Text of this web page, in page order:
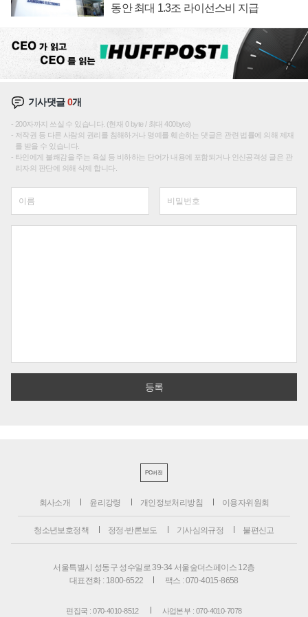
동안 최대 1.3조 라이선스비 지급
기사댓글0개
200자까지 쓰실 수 있습니다. (현재 0 byte / 최대 400byte)
저작권 등 다른 사람의 권리를 침해하거나 명예를 훼손하는 댓글은 관련 법률에 의해 제재
를 받을 수 있습니다.
타인에게 불쾌감을 주는 욕설 등 비하하는 단어가 내용에 포함되거나 인신공격성 글은 관
리자의 판단에 의해 삭제 합니다.
PC버전
회사소개 윤리강령 개인정보처리방침 이용자위원회
청소년보호정책 정정·반론보도 기사심의규정 불편신고
서울특별시 성동구 성수일로 39-34 서울숲더스페이스 12층
대표전화 : 1800-6522
팩스 : 070-4015-8658
편집국 : 070-4010-8512 사업본부 : 070-4010-7078